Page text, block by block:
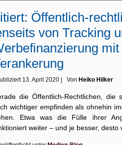
Öffentlich-
von Tracking
13. April 2020 Von Heiko Hilker
die Öffentlich-Rechtlichen,
wichtiger empfinden als ohnehin
Etwa was die Fülle ihrer
weiter – und je besser, desto